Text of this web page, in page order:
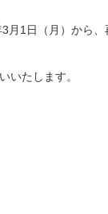
月1日（月）から
いたします。